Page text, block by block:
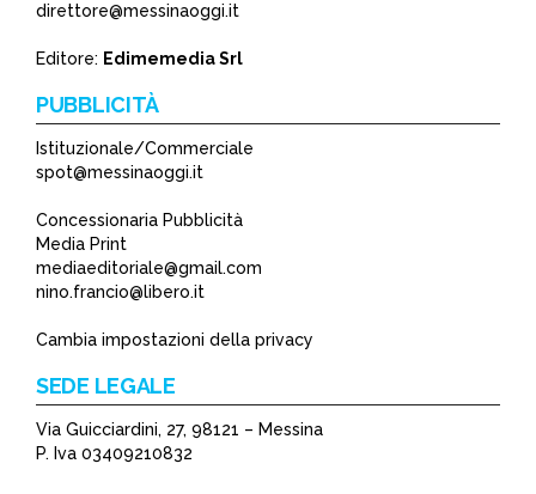
direttore@messinaoggi.it
Editore: Edimemedia Srl
PUBBLICITÀ
Istituzionale/Commerciale
spot@messinaoggi.it
Concessionaria Pubblicità
Media Print
mediaeditoriale@gmail.com
nino.francio@libero.it
Cambia impostazioni della privacy
SEDE LEGALE
Via Guicciardini, 27, 98121 – Messina
P. Iva 03409210832